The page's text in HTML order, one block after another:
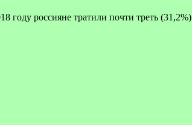
году россияне тратили почти треть (31,2%)